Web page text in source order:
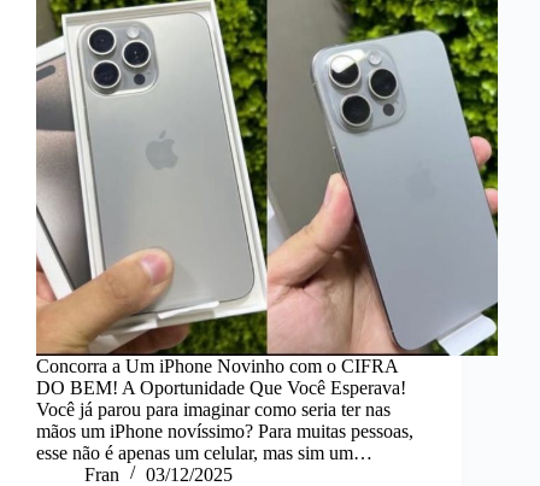
Concorra a Um iPhone Novinho com o CIFRA
DO BEM! A Oportunidade Que Você Esperava!
Você já parou para imaginar como seria ter nas
mãos um iPhone novíssimo? Para muitas pessoas,
esse não é apenas um celular, mas sim um…
Fran
03/12/2025